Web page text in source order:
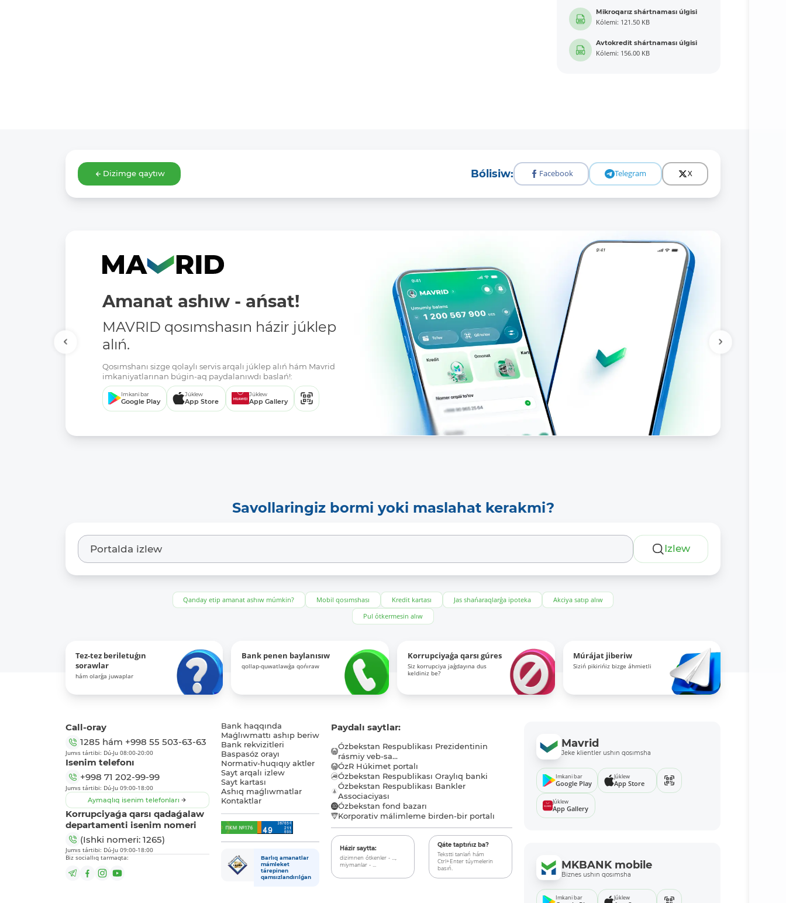
Mikroqarız shártnaması úlgisi
Kólemi: 121.50 KB
Avtokredit shártnaması úlgisi
Kólemi: 156.00 KB
Dizimge qaytıw Bólisiw: Facebook Telegram X
Amanat ashıw - ańsat!
MAVRID qosımshasın házir júklep
alıń.
Qosımshanı sizge qolaylı servis arqalı júklep alıń hám Mavrid
imkaniyatlarınan búgin-aq paydalanıwdı baslań!:
Imkani bar
Google Play
Júklew
App Store
Júklew
App Gallery
Savollaringiz bormi yoki maslahat kerakmi?
Izlew
Qanday etip amanat ashıw múmkin? Mobil qosımshası Kredit kartası Jas shańaraqlarǵa ipoteka
Akciya satıp alıw
Pul ótkermesin alıw
Tez-tez beriletuǵın
sorawlar
hám olarǵa juwaplar
Bank penen baylanısıw
qollap-quwatlawǵa qońıraw
Korrupciyaǵa qarsı gúres
Siz korrupciya jaǵdayına dus
keldiniz be?
Múrájat jiberiw
Siziń pikirińiz bizge áhmietli
Call-oray
1285 hám +998 55 503-63-63
Jumıs tártibi: Dú-Ju 08:00-20:00
Isenim telefonı
+998 71 202-99-99
Jumıs tártibi: Dú-Ju 09:00-18:00
Aymaqlıq isenim telefonları
Korrupciyaǵa qarsı qadaǵalaw
departamenti isenim nomeri
(Ishki nomeri: 1265)
Jumıs tártibi: Dú-Ju 09:00-18:00
Biz sociallıq tarmaqta:
Bank haqqında
Maǵlıwmattı ashıp beriw
Bank rekvizitleri
Baspasóz orayı
Normativ-huqıqıy aktler
Sayt arqalı izlew
Sayt kartası
Ashıq maǵlıwmatlar
Kontaktlar
Barlıq amanatlar
mámleket
tárepinen
qamsızlandırılǵan
Paydalı saytlar:
Ózbekstan Respublikası Prezidentinin
rásmiy veb-sa...
ÓzR Húkimet portalı
Ózbekstan Respublikası Oraylıq banki
Ózbekstan Respublikası Bankler
Associaciyası
Ózbekstan fond bazarı
Korporativ málimleme birden-bir portalı
Házir saytta:
dizimnen ótkenler - ...,
miymanlar - ...
Qáte taptıńız ba?
Tekstti tanlań hám
Ctrl+Enter túymelerin
basıń.
Mavrid
Jeke klientler ushın qosımsha
Imkani bar
Google Play
Júklew
App Store
Júklew
App Gallery
MKBANK mobile
Biznes ushın qosımsha
Imkani bar Júklew